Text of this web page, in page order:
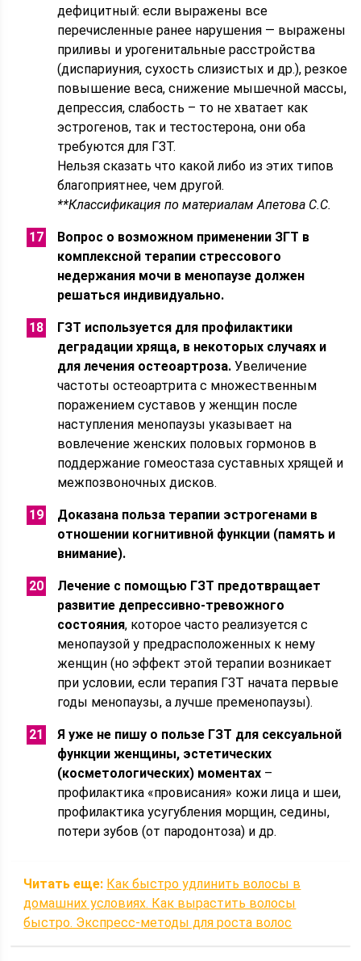
дефицитный: если выражены все
перечисленные ранее нарушения — выражены
приливы и урогенитальные расстройства
(диспариуния, сухость слизистых и др.), резкое
повышение веса, снижение мышечной массы,
депрессия, слабость – то не хватает как
эстрогенов, так и тестостерона, они оба
требуются для ГЗТ.
Нельзя сказать что какой либо из этих типов
благоприятнее, чем другой.
**Классификация по материалам Апетова С.С.
Вопрос о возможном применении ЗГТ в
комплексной терапии стрессового
недержания мочи в менопаузе должен
решаться индивидуально.
ГЗТ используется для профилактики
деградации хряща, в некоторых случаях и
для лечения остеоартроза. Увеличение
частоты остеоартрита с множественным
поражением суставов у женщин после
наступления менопаузы указывает на
вовлечение женских половых гормонов в
поддержание гомеостаза суставных хрящей и
межпозвоночных дисков.
Доказана польза терапии эстрогенами в
отношении когнитивной функции (память и
внимание).
Лечение с помощью ГЗТ предотвращает
развитие депрессивно-тревожного
состояния, которое часто реализуется с
менопаузой у предрасположенных к нему
женщин (но эффект этой терапии возникает
при условии, если терапия ГЗТ начата первые
годы менопаузы, а лучше пременопаузы).
Я уже не пишу о пользе ГЗТ для сексуальной
функции женщины, эстетических
(косметологических) моментах –
профилактика «провисания» кожи лица и шеи,
профилактика усугубления морщин, седины,
потери зубов (от пародонтоза) и др.
Читать еще: Как быстро удлинить волосы в
домашних условиях. Как вырастить волосы
быстро. Экспресс-методы для роста волос